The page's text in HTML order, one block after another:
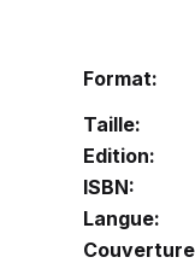
Format:
Taille:
Edition:
ISBN:
Langue: